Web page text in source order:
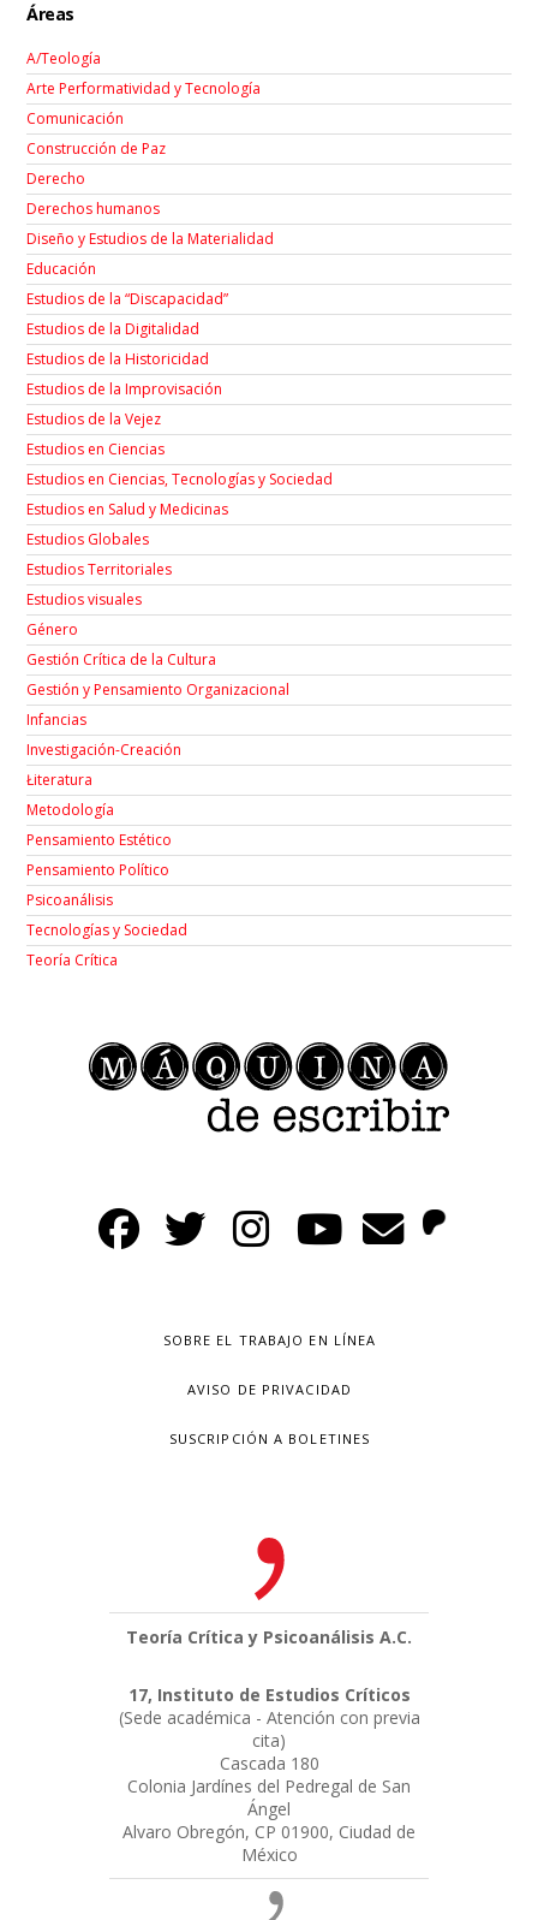
Áreas
A/Teología
Arte Performatividad y Tecnología
Comunicación
Construcción de Paz
Derecho
Derechos humanos
Diseño y Estudios de la Materialidad
Educación
Estudios de la “Discapacidad”
Estudios de la Digitalidad
Estudios de la Historicidad
Estudios de la Improvisación
Estudios de la Vejez
Estudios en Ciencias
Estudios en Ciencias, Tecnologías y Sociedad
Estudios en Salud y Medicinas
Estudios Globales
Estudios Territoriales
Estudios visuales
Género
Gestión Crítica de la Cultura
Gestión y Pensamiento Organizacional
Infancias
Investigación-Creación
Łiteratura
Metodología
Pensamiento Estético
Pensamiento Político
Psicoanálisis
Tecnologías y Sociedad
Teoría Crítica
SOBRE EL TRABAJO EN LÍNEA
AVISO DE PRIVACIDAD
SUSCRIPCIÓN A BOLETINES
Teoría Crítica y Psicoanálisis A.C.
17, Instituto de Estudios Críticos
(Sede académica - Atención con previa
cita)
Cascada 180
Colonia Jardínes del Pedregal de San
Ángel
Alvaro Obregón, CP 01900, Ciudad de
México